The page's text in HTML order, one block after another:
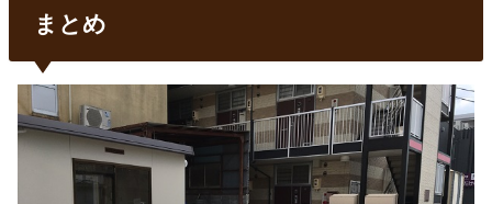
まとめ